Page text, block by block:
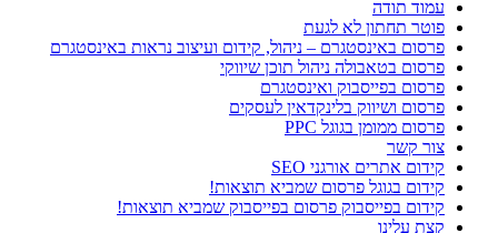
עמוד תודה
פוטר תחתון לא לגעת
פרסום באינסטגרם – ניהול, קידום ועיצוב נראות באינסטגרם
פרסום בטאבולה ניהול תוכן שיווקי
פרסום בפייסבוק ואינסטגרם
פרסום ושיווק בלינקדאין לעסקים
פרסום ממומן בגוגל PPC
צור קשר
קידום אתרים אורגני SEO
קידום בגוגל פרסום שמביא תוצאות!
קידום בפייסבוק פרסום בפייסבוק שמביא תוצאות!
קצת עלינו